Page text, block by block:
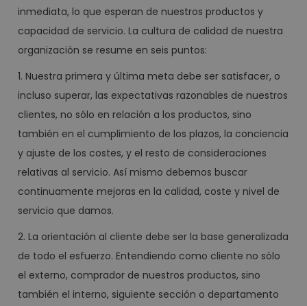
inmediata, lo que esperan de nuestros productos y
capacidad de servicio. La cultura de calidad de nuestra
organización se resume en seis puntos:
1. Nuestra primera y última meta debe ser satisfacer, o
incluso superar, las expectativas razonables de nuestros
clientes, no sólo en relación a los productos, sino
también en el cumplimiento de los plazos, la conciencia
y ajuste de los costes, y el resto de consideraciones
relativas al servicio. Así mismo debemos buscar
continuamente mejoras en la calidad, coste y nivel de
servicio que damos.
2. La orientación al cliente debe ser la base generalizada
de todo el esfuerzo. Entendiendo como cliente no sólo
el externo, comprador de nuestros productos, sino
también el interno, siguiente sección o departamento